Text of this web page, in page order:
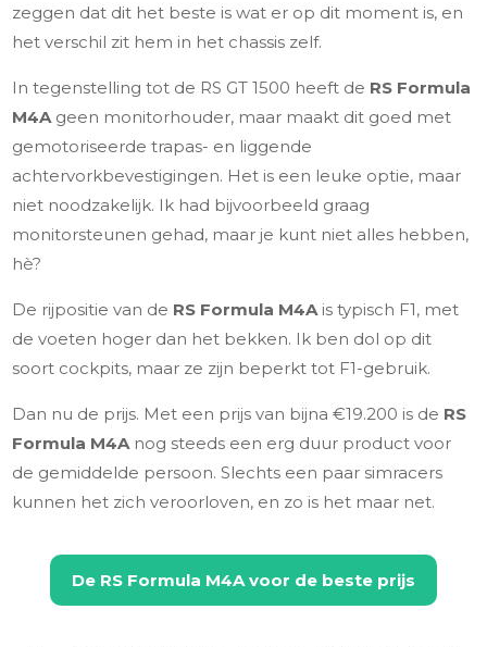
zeggen dat dit het beste is wat er op dit moment is, en
het verschil zit hem in het chassis zelf.
In tegenstelling tot de RS GT 1500 heeft de RS Formula
M4A geen monitorhouder, maar maakt dit goed met
gemotoriseerde trapas- en liggende
achtervorkbevestigingen. Het is een leuke optie, maar
niet noodzakelijk. Ik had bijvoorbeeld graag
monitorsteunen gehad, maar je kunt niet alles hebben,
hè?
De rijpositie van de RS Formula M4A is typisch F1, met
de voeten hoger dan het bekken. Ik ben dol op dit
soort cockpits, maar ze zijn beperkt tot F1-gebruik.
Dan nu de prijs. Met een prijs van bijna €19.200 is de RS
Formula M4A nog steeds een erg duur product voor
de gemiddelde persoon. Slechts een paar simracers
kunnen het zich veroorloven, en zo is het maar net.
De RS Formula M4A voor de beste prijs